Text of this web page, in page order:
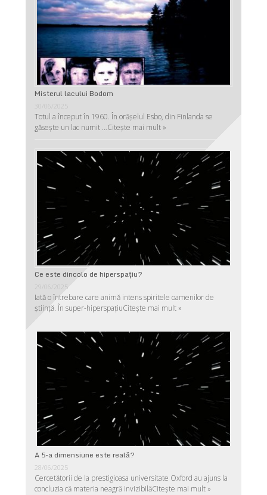
Misterul lacului Bodom
Totul a început în 1960. În orășelul Esbo, din Finlanda se
găsește un lac numit …Citește mai mult »
Ce este dincolo de hiperspaţiu?
29/06/2025
Iată o întrebare care animă intens spiritele oamenilor de
ştiinţă. În super-hiperspaţiuCitește mai mult »
A 5-a dimensiune este reală?
28/06/2025
Cercetătorii de la prestigioasa universitate Oxford au ajuns la
concluzia că materia neagră invizibilăCitește mai mult »